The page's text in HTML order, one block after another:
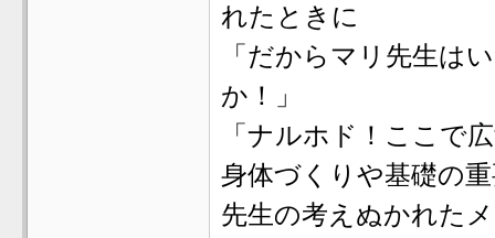
れたときに
「だからマリ先生は
か！」
「ナルホド！ここで
身体づくりや基礎の
先生の考えぬかれた